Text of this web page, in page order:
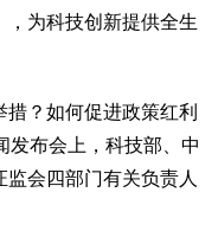
工匠
，为科技创新提供全生
？如何促进政策红利
发布会上，科技部、中
会四部门有关负责人